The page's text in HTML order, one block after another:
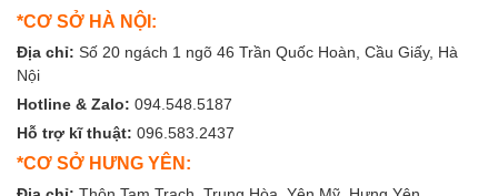
*CƠ SỞ HÀ NỘI:
Địa chỉ: Số 20 ngách 1 ngõ 46 Trần Quốc Hoàn, Cầu Giấy, Hà
Nội
Hotline & Zalo: 094.548.5187
Hỗ trợ kĩ thuật: 096.583.2437
*CƠ SỞ HƯNG YÊN: